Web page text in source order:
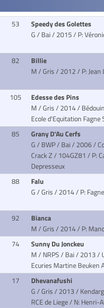
53
Speedy des Golettes
G / Bai / 2015/ P:
82
Billie
M / Gris / 2012/ P: Jean
105
Edesse des Pins
M / Gris / 2014 /
Ecole d'Equitation
85
Grany D'Au Cerfs
G / BWP / Bai / 2006 /
Crack Z/ 104GZ81 / P:
Depresseux
88
Falu
G / Gris / 2014/ P:
92
Bianca
M / Gris / 2014/ P:
74
Sunny Du Jonckeu
M / NRPS / Bai / 2013
Ecuries Martine Beuken
17
Dhevanafushi
G / Gris / 2013 /
RCE de Liege / N: Henri-